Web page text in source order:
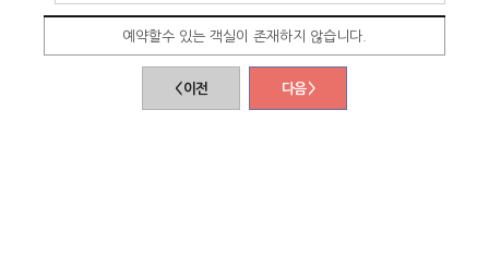
예약할수 있는 객실이 존재하지 않습니다.
< 이전 다음 >